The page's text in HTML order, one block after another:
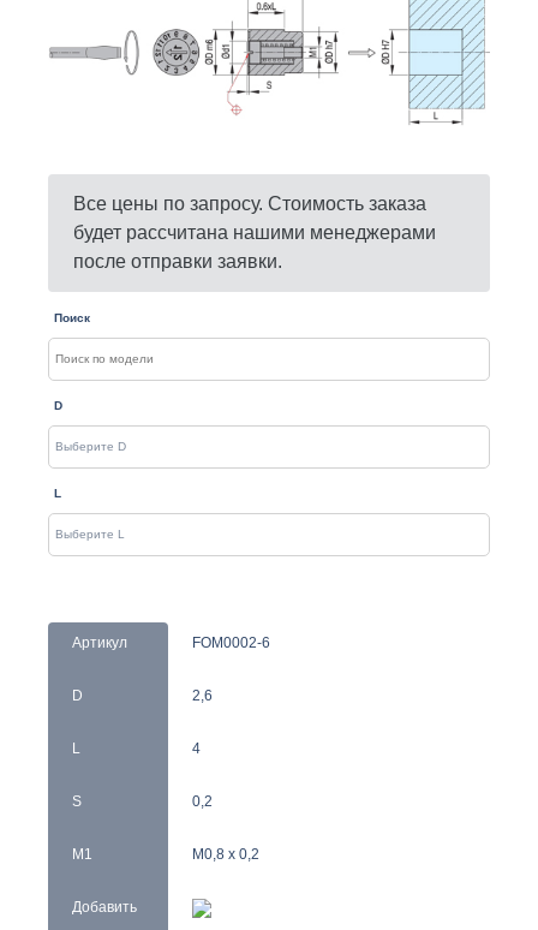
Все цены по запросу. Стоимость заказа
будет рассчитана нашими менеджерами
после отправки заявки.
Поиск
D
L
Артикул
D
L
S
M1
Добавить
FOM0002-6
2,6
4
0,2
M0,8 x 0,2